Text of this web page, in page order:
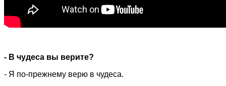
- В чудеса вы верите?
- Я по-прежнему верю в чудеса.